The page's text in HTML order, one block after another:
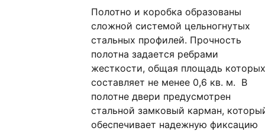
Полотно и коробка образованы
сложной системой цельногнутых
стальных профилей. Прочность
полотна задается ребрами
жесткости, общая площадь которых
составляет не менее 0,6 кв. м. В
полотне двери предусмотрен
стальной замковый карман,
обеспечивает надежную фиксацию